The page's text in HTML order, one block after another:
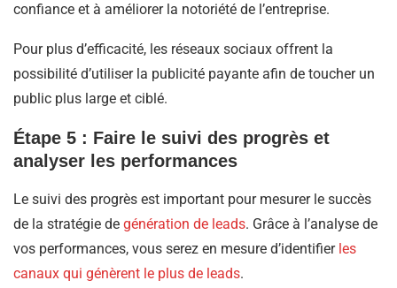
confiance et à améliorer la notoriété de l’entreprise.
Pour plus d’efficacité, les réseaux sociaux offrent la
possibilité d’utiliser la publicité payante afin de toucher un
public plus large et ciblé.
Étape 5 : Faire le suivi des progrès et
analyser les performances
Le suivi des progrès est important pour mesurer le succès
de la stratégie de génération de leads. Grâce à l’analyse de
vos performances, vous serez en mesure d’identifier les
canaux qui génèrent le plus de leads.